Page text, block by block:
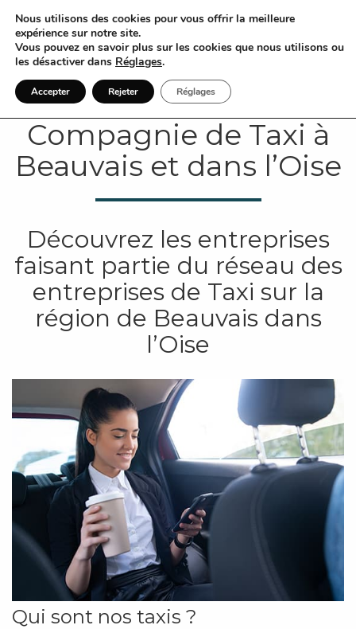
Compagnie de Taxi à
Beauvais et dans l’Oise
Découvrez les entreprises
faisant partie du réseau des
entreprises de Taxi sur la
région de Beauvais dans
l’Oise
Qui sont nos taxis ?
Nous utilisons des cookies pour vous offrir la meilleure
expérience sur notre site.
Vous pouvez en savoir plus sur les cookies que nous utilisons ou
les désactiver dans Réglages.
Accepter Rejeter Réglages